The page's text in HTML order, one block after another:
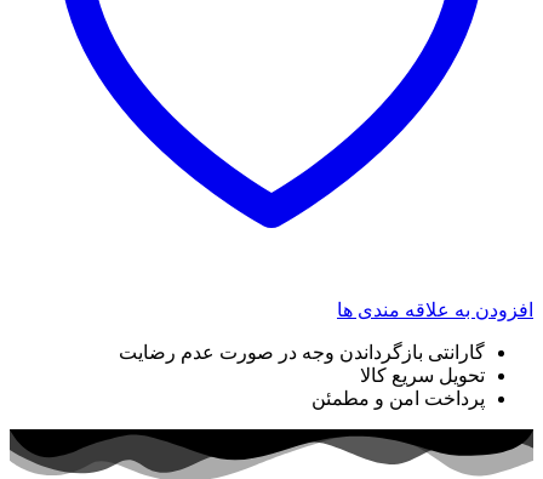
افزودن به علاقه مندی ها
گارانتی بازگرداندن وجه در صورت عدم رضایت
تحویل سریع کالا
پرداخت امن و مطمئن